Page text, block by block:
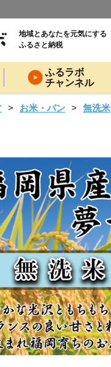
地域とあなたを元気にする
ふるさと納税
ふるラボ
チャンネル
お米・パン 無洗米